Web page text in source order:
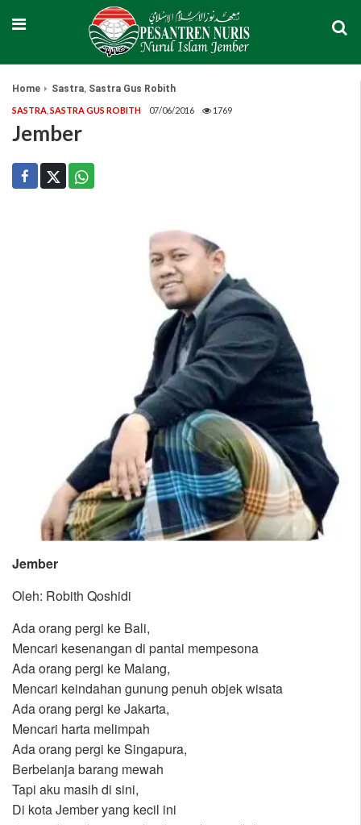
Home Sastra, Sastra Gus Robith
SASTRA SASTRA GUS ROBITH 07/06/2016 1769
Jember
Jember
Oleh: Robith Qoshidi
Ada orang pergi ke Bali,
Mencari kesenangan di pantai mempesona
Ada orang pergi ke Malang,
Mencari keindahan gunung penuh objek wisata
Ada orang pergi ke Jakarta,
Mencari harta melimpah
Ada orang pergi ke Singapura,
Berbelanja barang mewah
Tapi aku masih di sini,
Di kota Jember yang kecil ini